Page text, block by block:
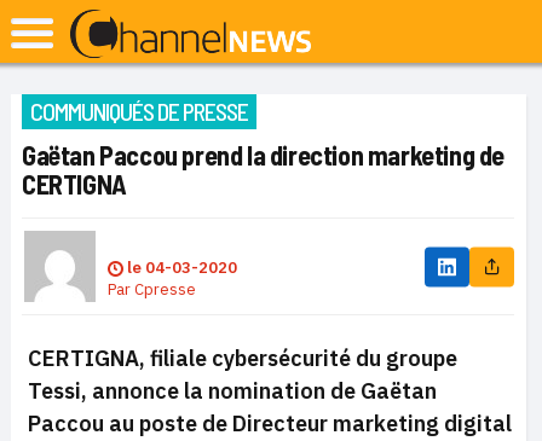
COMMUNIQUÉS DE PRESSE
Gaëtan Paccou prend la direction marketing de
CERTIGNA
le 04-03-2020
ParCpresse
CERTIGNA, filiale cybersécurité du groupe
Tessi, annonce la nomination de Gaëtan
Paccou au poste de Directeur marketing digital